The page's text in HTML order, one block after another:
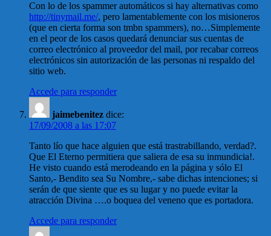
Con lo de los spammer automáticos si hay alternativas como
http://tinymail.me/, pero lamentablemente con los misioneros
(que en cierta forma son tmbn spammers), no…Simplemente
en el peor de los casos quedará denunciar sus cuentas de
correo electrónico al proveedor del mail, por recabar correos
electrónicos sin autorización de las personas ni respaldo del
sitio web.
Accede para responder
jaimebenitez dice:
17/09/2008 a las 17:07
Tanto lío que hace alguien que está trastrabillando, verdad?.
Que El Eterno permitiera que saliera de esa su inmundicia!.
He visto cuando está merodeando en la página y sólo El
Santo,- Bendito sea Su Nombre,- sabe dichas intenciones; si
serán de que siente que es su lugar y no puede evitar la
atracción Divina ….o boquea del veneno que es portadora.
Accede para responder